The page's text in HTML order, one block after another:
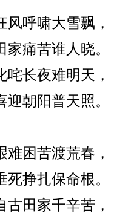
风呼啸大雪飘，
家痛苦谁人晓。
咤长夜难明天，
迎朝阳普天照。
难困苦渡荒春，
死挣扎保命根。
古田家千辛苦，